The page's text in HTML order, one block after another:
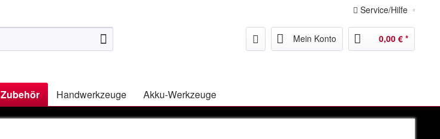
Service/Hilfe
Mein Konto 0,00 € *
Zubehör Handwerkzeuge Akku-Werkzeuge